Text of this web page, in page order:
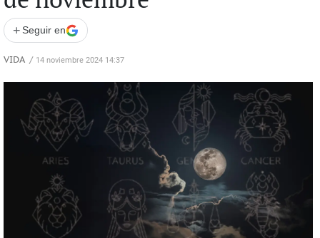
+ Seguir en
VIDA / 14 noviembre 2024 14:37